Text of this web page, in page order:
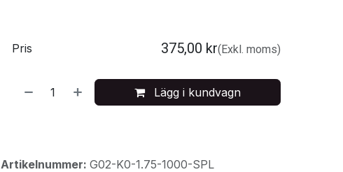
Lägg i kundvagn
Pris 375,00 kr(Exkl. moms)
Artikelnummer: G02-K0-1.75-1000-SPL